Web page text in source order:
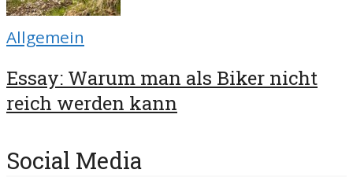
Allgemein
Essay: Warum man als Biker nicht
reich werden kann
Social Media